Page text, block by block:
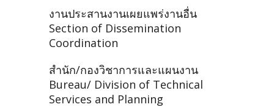
งานประสานงานเผยแพร่งานอื่น
Section of Dissemination
Coordination
สำนัก/กองวิชาการและแผนงาน
Bureau/ Division of Technical
Services and Planning